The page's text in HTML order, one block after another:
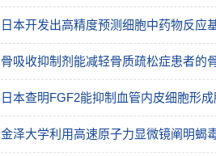
日本开发出高精度预测细胞中药物反应
骨吸收抑制剂能减轻骨质疏松症患者的
日本查明FGF2能抑制血管内皮细胞形
金泽大学利用高速原子力显微镜阐明蝎